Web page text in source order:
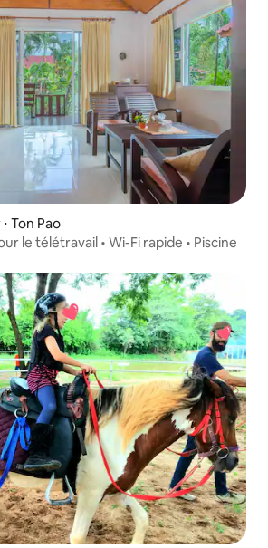
Ton Pao
le télétravail • Wi-Fi rapide • Piscine